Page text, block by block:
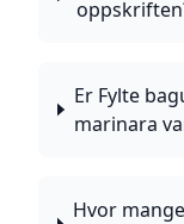
Er Fylte
marinara
Hvor